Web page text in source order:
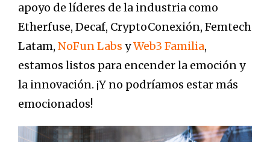
apoyo de líderes de la industria como
Etherfuse, Decaf, CryptoConexión, Femtech
Latam, NoFun Labs yWeb3 Familia,
estamos listos para encender la emoción y
la innovación. ¡Y no podríamos estar más
emocionados!